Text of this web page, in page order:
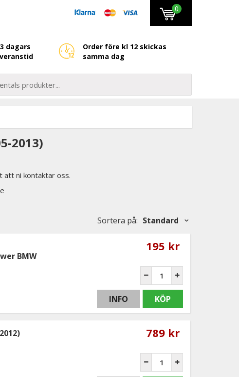
0
dagars
Order före kl 12 skickas
samma dag
2013)
att ni kontaktar oss.
Sortera på: Standard
BMW
195 kr
INFO KÖP
789 kr